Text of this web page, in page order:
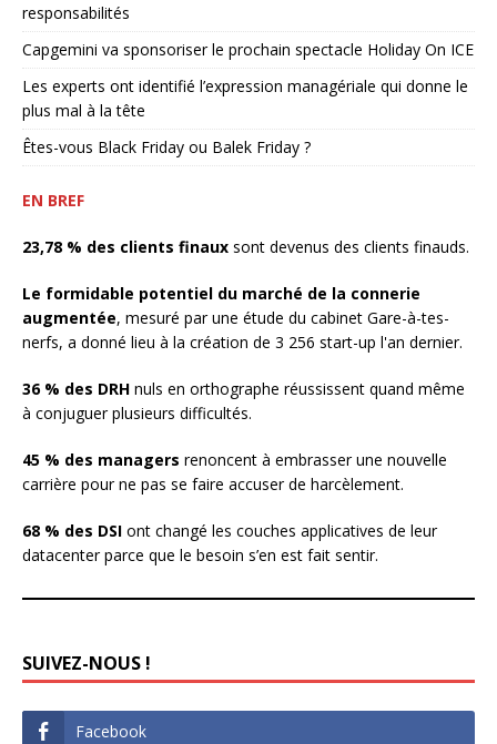
responsabilités
Capgemini va sponsoriser le prochain spectacle Holiday On ICE
Les experts ont identifié l’expression managériale qui donne le
plus mal à la tête
Êtes-vous Black Friday ou Balek Friday ?
EN BREF
23,78 % des clients finaux sont devenus des clients finauds.
Le formidable potentiel du marché de la connerie
augmentée, mesuré par une étude du cabinet Gare-à-tes-
nerfs, a donné lieu à la création de 3 256 start-up l'an dernier.
36 % des DRH nuls en orthographe réussissent quand même
à conjuguer plusieurs difficultés.
45 % des managers renoncent à embrasser une nouvelle
carrière pour ne pas se faire accuser de harcèlement.
68 % des DSI ont changé les couches applicatives de leur
datacenter parce que le besoin s’en est fait sentir.
SUIVEZ-NOUS !
Facebook